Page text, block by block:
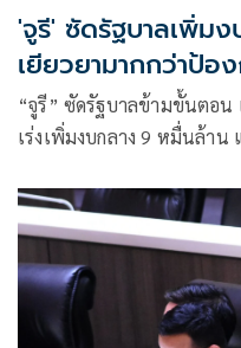
'จูรี' ซัดรัฐบาลเพิ่ม
เยียวยามากกว่าป้
ย้อนให้ถามอภิสิทธิ์เ
“จูรี” ซัดรัฐบาลข้ามขั้นตอ
เร่งเพิ่มงบกลาง 9 หมื่นล้าน
“อภิสิทธิ์-กรณ์ ” ปมตั้งงบกล